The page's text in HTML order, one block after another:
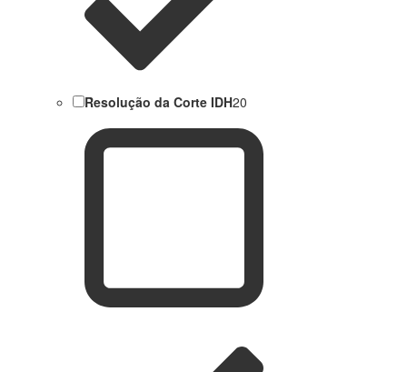
Resolução da Corte IDH20